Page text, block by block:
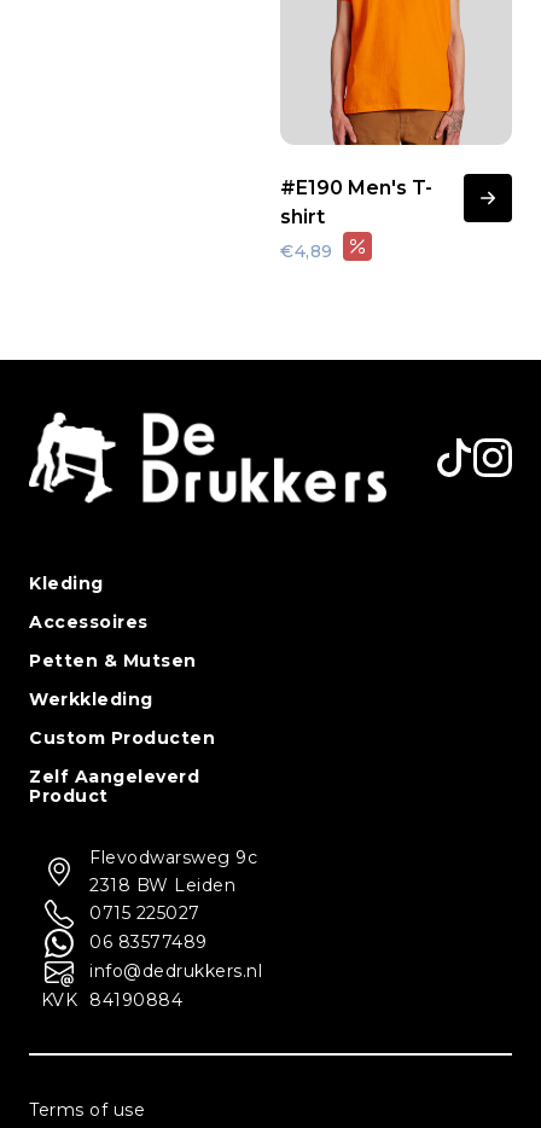
#E190 Men's T-
shirt
€4,89
Kleding
Accessoires
Petten & Mutsen
Werkkleding
Custom Producten
Zelf Aangeleverd
Product
Flevodwarsweg 9c
2318 BW Leiden
0715 225027
06 83577489
info@dedrukkers.nl
KVK
84190884
Terms of use